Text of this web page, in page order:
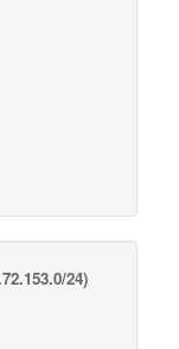
24)